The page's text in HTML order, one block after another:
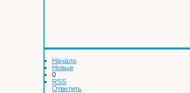
Начало
Новые
0
RSS
Ответить